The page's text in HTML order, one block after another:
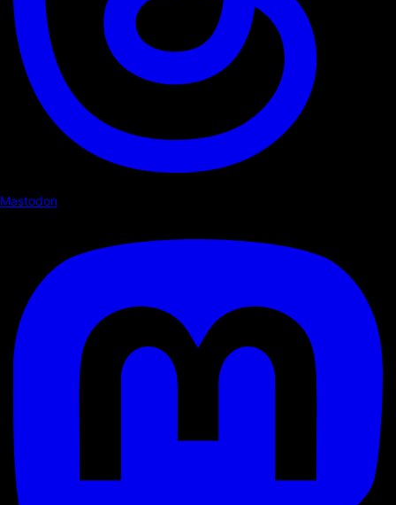
Mastodon